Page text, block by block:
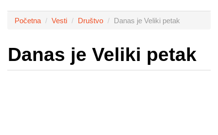
Početna Vesti Društvo Danas je Veliki petak
Danas je Veliki petak